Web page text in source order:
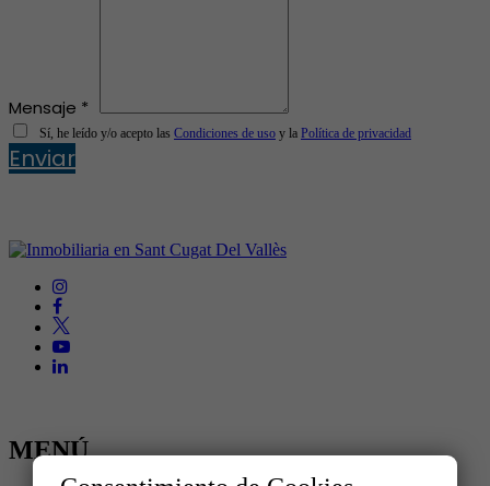
Mensaje *
Sí, he leído y/o acepto las Condiciones de uso y la Política de privacidad
Enviar
MENÚ